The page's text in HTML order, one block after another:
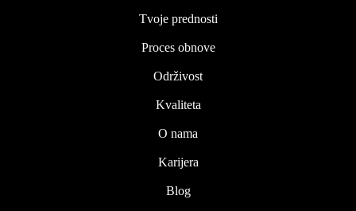
Tvoje prednosti
Proces obnove
Održivost
Kvaliteta
O nama
Karijera
Blog